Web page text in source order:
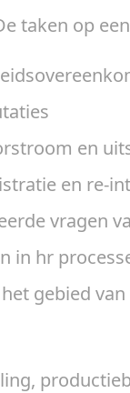
taken op
en
en re-
vragen
in hr
gebied